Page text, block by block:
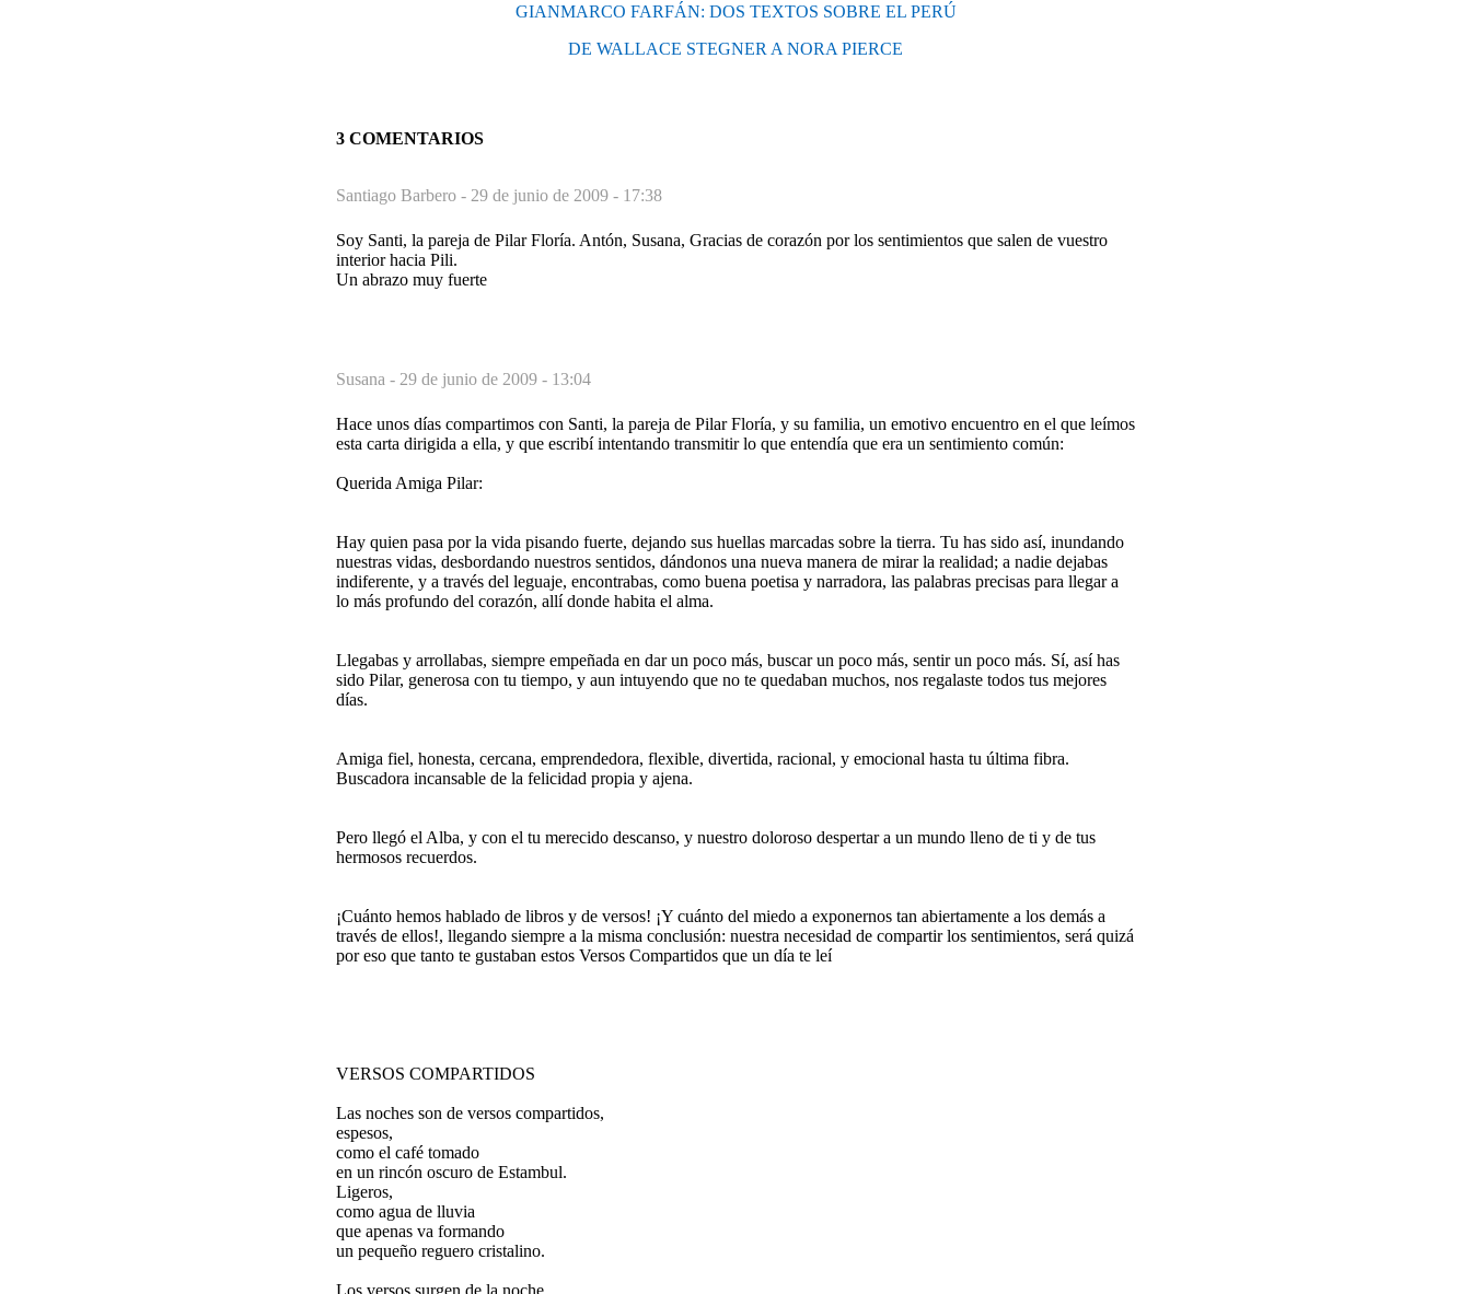
GIANMARCO FARFÁN: DOS TEXTOS SOBRE EL PERÚ
DE WALLACE STEGNER A NORA PIERCE
3 COMENTARIOS
Santiago Barbero - 29 de junio de 2009 - 17:38
Soy Santi, la pareja de Pilar Floría. Antón, Susana, Gracias de corazón por los sentimientos que salen de vuestro
interior hacia Pili.
Un abrazo muy fuerte
Susana - 29 de junio de 2009 - 13:04
Hace unos días compartimos con Santi, la pareja de Pilar Floría, y su familia, un emotivo encuentro en el que leímos
esta carta dirigida a ella, y que escribí intentando transmitir lo que entendía que era un sentimiento común:
Querida Amiga Pilar:
Hay quien pasa por la vida pisando fuerte, dejando sus huellas marcadas sobre la tierra. Tu has sido así, inundando
nuestras vidas, desbordando nuestros sentidos, dándonos una nueva manera de mirar la realidad; a nadie dejabas
indiferente, y a través del leguaje, encontrabas, como buena poetisa y narradora, las palabras precisas para llegar a
lo más profundo del corazón, allí donde habita el alma.
Llegabas y arrollabas, siempre empeñada en dar un poco más, buscar un poco más, sentir un poco más. Sí, así has
sido Pilar, generosa con tu tiempo, y aun intuyendo que no te quedaban muchos, nos regalaste todos tus mejores
días.
Amiga fiel, honesta, cercana, emprendedora, flexible, divertida, racional, y emocional hasta tu última fibra.
Buscadora incansable de la felicidad propia y ajena.
Pero llegó el Alba, y con el tu merecido descanso, y nuestro doloroso despertar a un mundo lleno de ti y de tus
hermosos recuerdos.
¡Cuánto hemos hablado de libros y de versos! ¡Y cuánto del miedo a exponernos tan abiertamente a los demás a
través de ellos!, llegando siempre a la misma conclusión: nuestra necesidad de compartir los sentimientos, será quizá
por eso que tanto te gustaban estos Versos Compartidos que un día te leí
VERSOS COMPARTIDOS
Las noches son de versos compartidos,
espesos,
como el café tomado
en un rincón oscuro de Estambul.
Ligeros,
como agua de lluvia
que apenas va formando
un pequeño reguero cristalino.
Los versos surgen de la noche,